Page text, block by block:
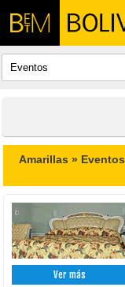
Amarillas » Eventos
Ver más